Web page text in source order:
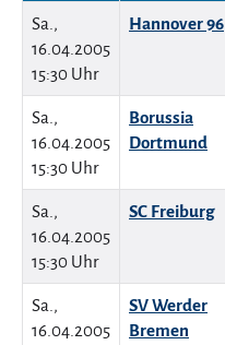
Sa.,
16.04.2005
15:30 Uhr
Hannover 96
Sa.,
16.04.2005
15:30 Uhr
Borussia
Dortmund
Sa.,
16.04.2005
15:30 Uhr
SC Freiburg
Sa.,
16.04.2005
SV Werder
Bremen